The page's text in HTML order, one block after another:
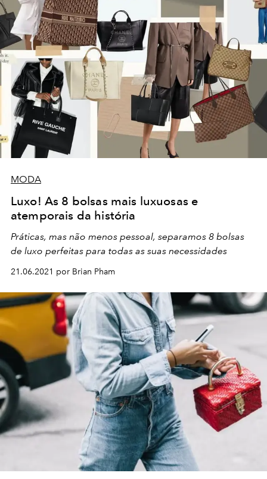
MODA
Luxo! As 8 bolsas mais luxuosas e
atemporais da história
Práticas, mas não menos pessoal, separamos 8 bolsas
de luxo perfeitas para todas as suas necessidades
21.06.2021 por Brian Pham